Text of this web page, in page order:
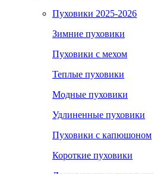
Пуховики 2025-2026
Зимние пуховики
Пуховики с мехом
Теплые пуховики
Модные пуховики
Удлиненные пуховики
Пуховики с капюшоном
Короткие пуховики